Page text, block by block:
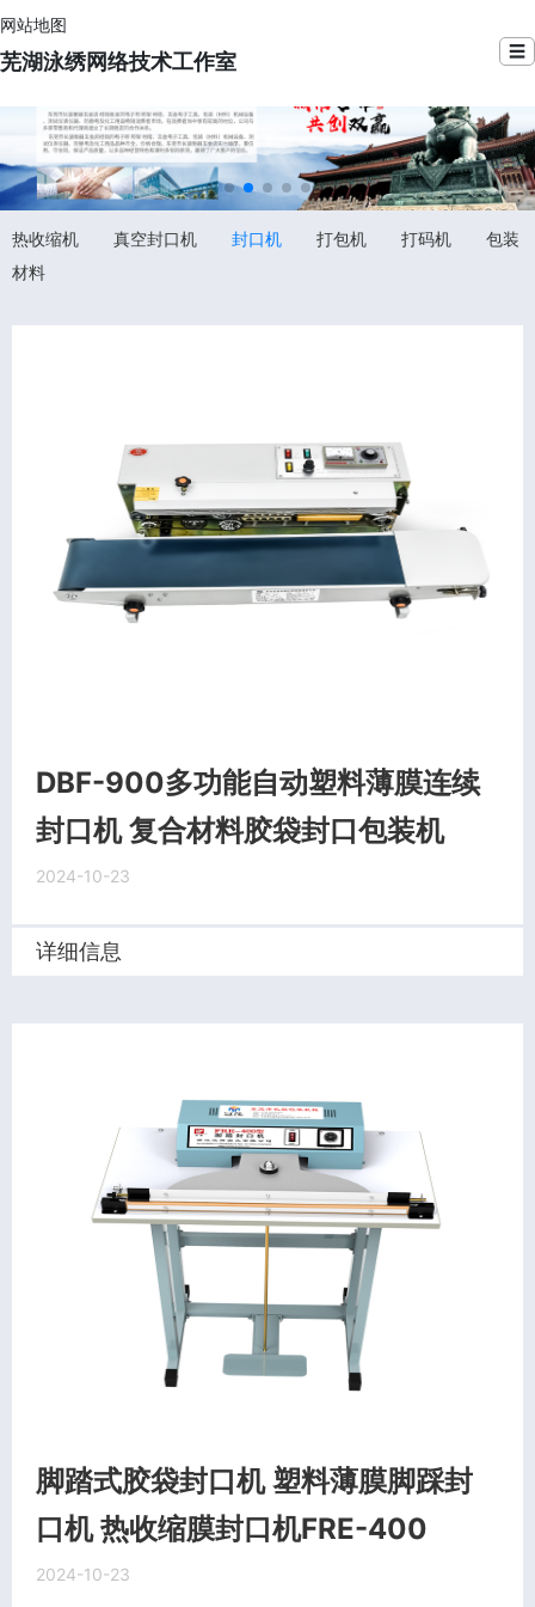
网站地图
芜湖泳绣网络技术工作室 ☰
热收缩机 真空封口机 封口机 打包机 打码机
包装
材料
DBF-900多功能自动塑料薄膜连续
封口机 复合材料胶袋封口包装机
2024-10-23
详细信息
脚踏式胶袋封口机 塑料薄膜脚踩封
口机 热收缩膜封口机FRE-400
2024-10-23